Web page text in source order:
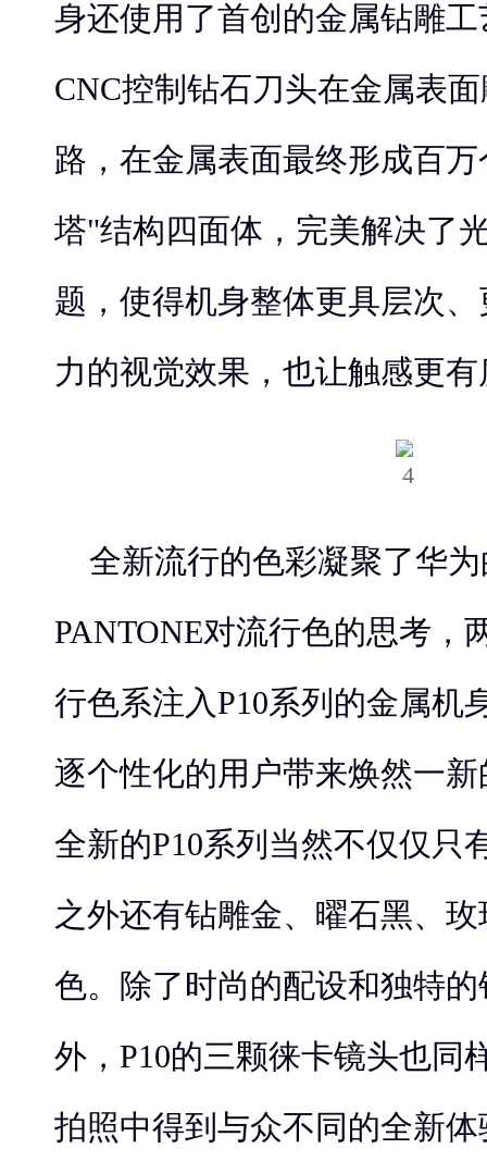
身还使用了首创的金属钻雕
CNC控制钻石刀头在金属表
路，在金属表面最终形成百
塔"结构四面体，完美解决了
题，使得机身整体更具层次
力的视觉效果，也让触感更
全新流行的色彩凝聚了华
PANTONE对流行色的思考，
行色系注入P10系列的金属机
逐个性化的用户带来焕然一
全新的P10系列当然不仅仅只
之外还有钻雕金、曜石黑、
色。除了时尚的配设和独特
外，P10的三颗徕卡镜头也同
拍照中得到与众不同的全新体